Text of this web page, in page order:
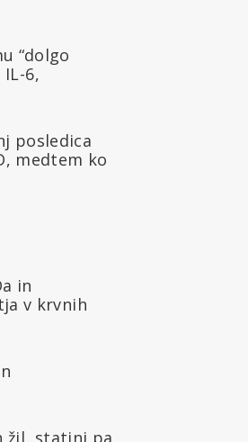
“dolgo
6,
posledica
medtem ko
in
v krvnih
žil, statini pa